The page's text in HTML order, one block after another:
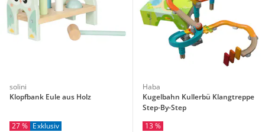
solini
Klopfbank Eule aus Holz
27 % Exklusiv
Haba
Kugelbahn Kullerbü Klangtreppe
Step-By-Step
13 %